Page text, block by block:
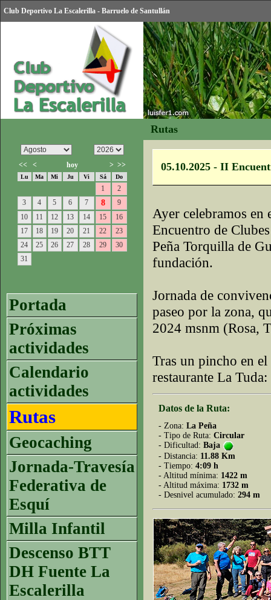
Club Deportivo La Escalerilla - Barruelo de Santullán
Rutas
<< < hoy > >>
Lu Ma Mi Ju Vi Sá Do
1
2
3
4 5 6 7 8
9
10
11 12 13 14 15
16
17
18 19 20 21 22
23
24
25 26 27 28 29
30
31
Portada
Próximas
actividades
Calendario
actividades
Rutas
Geocaching
Jornada-Travesía
Federativa de
Esquí
Milla Infantil
Descenso BTT
DH Fuente La
Escalerilla
05.10.2025 - II
Ayer celebramos
Encuentro de
Peña Torquilla de
fundación.
Jornada de
paseo por la zona,
2024 msnm (Rosa,
Tras un pincho en
restaurante La
Datos de la Ruta:
- Zona: La Peña
- Tipo de Ruta: Circular
- Dificultad: Baja
- Distancia: 11.88 Km
- Tiempo: 4:09 h
- Altitud mínima: 1422 m
- Altitud máxima: 1732 m
- Desnivel acumulado: 294 m